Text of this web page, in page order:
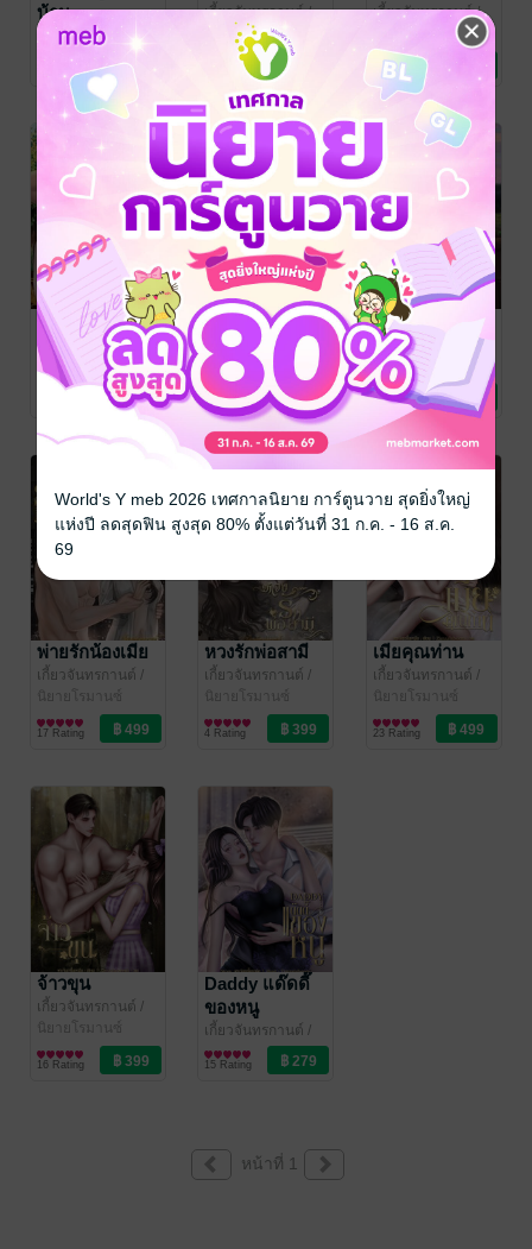
บ้าน
เกี้ยวจันทรกานต์/
พระจันทร์ในเงา
นิยายโรมานซ์
3 Rating
เกี้ยวจันทรกานต์/
พระจันทร์ในเงา
นิยายโรมานซ์
11 Rating
เกี้ยวจันทรกานต์/
พระจันทร์ในเงา
นิยายโรมานซ์
9 Rating
เมฆาหลงเมีย
เกี้ยวจันทรกานต์ /
พระจันทร์ในเงา
นิยายโรมานซ์
เมียผู้ใหญ่บ้าน
เกี้ยวจันทรกานต์
พระจันทร์ในเงา
นิยายโรมานซ์
17 Rating
คนเถื่อนหลง
สวาทเมียเด็ก
เกี้ยวจันทรกานต์ /
พระจันทร์ในเงา
นิยายโรมานซ์
4 Rating
พ่ายรักน้องเมีย
เกี้ยวจันทรกานต์ /
พระจันทร์ในเงา
นิยายโรมานซ์
17 Rating
หวงรักพ่อสามี
เกี้ยวจันทรกานต์ /
พระจันทร์ในเงา
นิยายโรมานซ์
4 Rating
เมียคุณท่าน
เกี้ยวจันทรกานต์ /
พระจันทร์ในเงา
นิยายโรมานซ์
23 Rating
จ้าวขุน
เกี้ยวจันทรกานต์ /
พระจันทร์ในเงา
นิยายโรมานซ์
16 Rating
Daddy แด๊ดดี๊
ของหนู
เกี้ยวจันทรกานต์ /
พระจันทร์ในเงา
นิยายโรมานซ์
15 Rating
หน้าที่ 1
World's Y meb 2026 เทศกาลนิยาย การ์ตูนวาย สุดยิ่งใหญ่
แห่งปี ลดสุดฟิน สูงสุด 80% ตั้งแต่วันที่ 31 ก.ค. - 16 ส.ค.
69